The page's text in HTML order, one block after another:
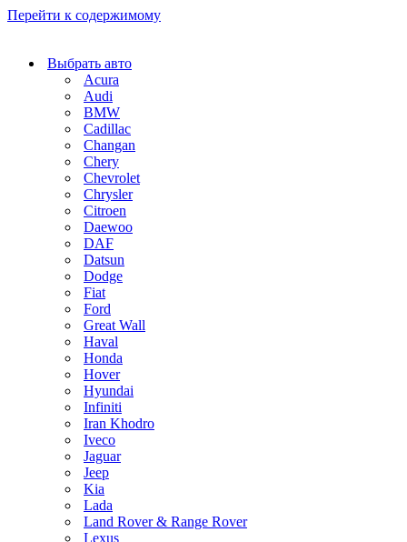
Перейти к содержимому
Выбрать авто
Acura
Audi
BMW
Cadillac
Changan
Chery
Chevrolet
Chrysler
Citroen
Daewoo
DAF
Datsun
Dodge
Fiat
Ford
Great Wall
Haval
Honda
Hover
Hyundai
Infiniti
Iran Khodro
Iveco
Jaguar
Jeep
Kia
Lada
Land Rover & Range Rover
Lexus